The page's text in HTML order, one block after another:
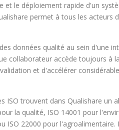
le déploiement rapide d'un
permet à tous les acteurs
données qualité au sein d'une
accède toujours à
et d'accélérer
trouvent dans Qualishare un
la qualité, ISO 14001 pour
22000 pour